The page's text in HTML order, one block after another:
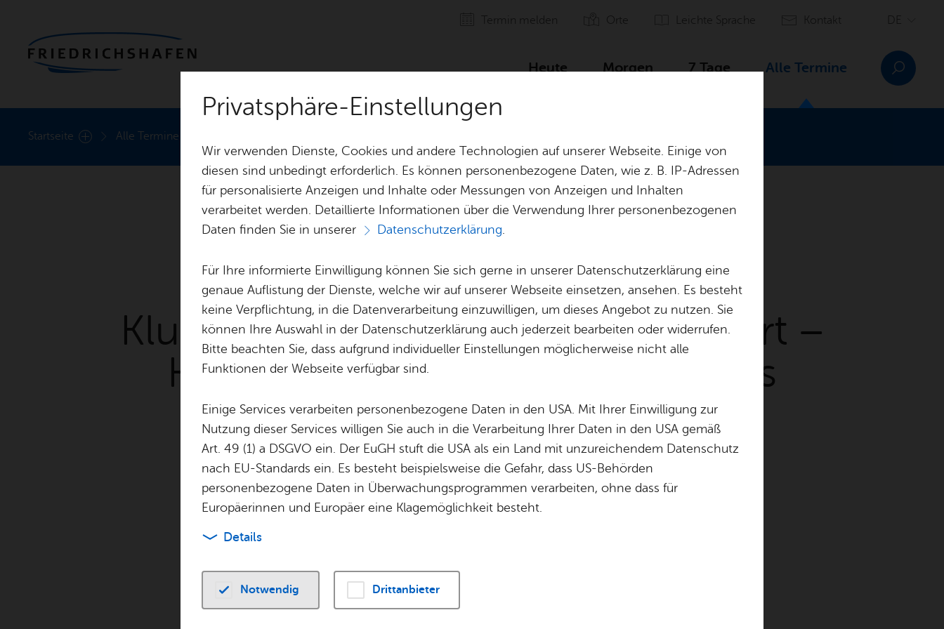
Ter­min mel­den Orte Leich­te Spra­che Kon­takt
Heute Mor­gen 7 Tage Alle Ter­mi­ne
Heute
Start­sei­te Alle Ter­mi­ne
Ver­an­stal­tung dru­cken
Ka­te­go­rie:Musik & Bühne
Kluftin­ger Klein­kunst­büh­ne: Oi­gaArt –
Häck Mäck – Ober­schwä­bi­sches
Ka­ba­rett in Kluft­ern
Sams­tag, 28. No­vem­ber 2026, 20:00 Uhr
Privatsphäre-Einstellungen
Wir verwenden Dienste, Cookies und andere Technologien auf unserer Webseite. Einige von
diesen sind unbedingt erforderlich. Es können personenbezogene Daten, wie z. B. IP-Adressen
für personalisierte Anzeigen und Inhalte oder Messungen von Anzeigen und Inhalten
verarbeitet werden. Detaillierte Informationen über die Verwendung Ihrer personenbezogenen
Daten finden Sie in unserer
Datenschutzerklärung.
Für Ihre informierte Einwilligung können Sie sich gerne in unserer Datenschutzerklärung eine
genaue Auflistung der Dienste, welche wir auf unserer Webseite einsetzen, ansehen. Es besteht
keine Verpflichtung, in die Datenverarbeitung einzuwilligen, um dieses Angebot zu nutzen. Sie
können Ihre Auswahl in der Datenschutzerklärung auch jederzeit bearbeiten oder widerrufen.
Bitte beachten Sie, dass aufgrund individueller Einstellungen möglicherweise nicht alle
Funktionen der Webseite verfügbar sind.
Einige Services verarbeiten personenbezogene Daten in den USA. Mit Ihrer Einwilligung zur
Nutzung dieser Services willigen Sie auch in die Verarbeitung Ihrer Daten in den USA gemäß
Art. 49 (1) a DSGVO ein. Der EuGH stuft die USA als ein Land mit unzureichendem Datenschutz
nach EU-Standards ein. Es besteht beispielsweise die Gefahr, dass US-Behörden
personenbezogene Daten in Überwachungsprogrammen verarbeiten, ohne dass für
Europäerinnen und Europäer eine Klagemöglichkeit besteht.
Details
Notwendig Drittanbieter